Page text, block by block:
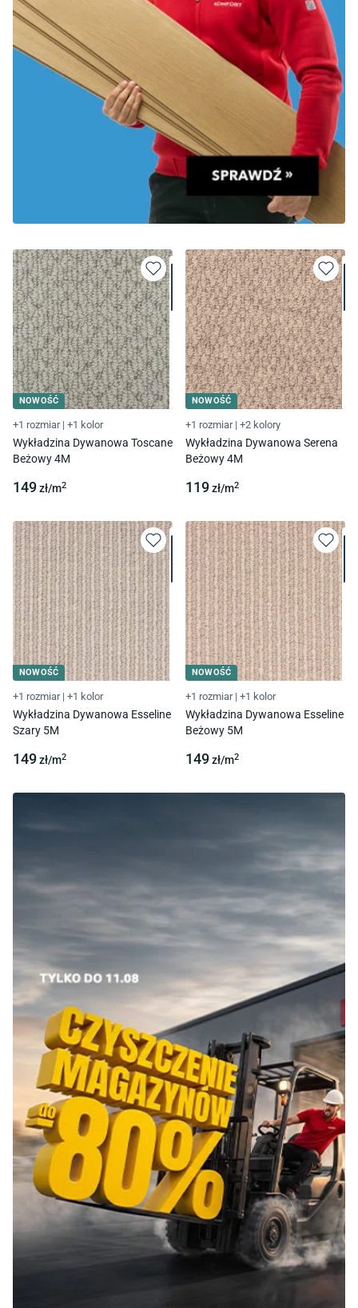
NOWOŚĆ
+1 rozmiar | +1 kolor
Wykładzina Dywanowa Toscane
Beżowy 4M
149zł/m2
NOWOŚĆ
+1 rozmiar | +2 kolory
Wykładzina Dywanowa Serena
Beżowy 4M
119zł/m2
NOWOŚĆ
+1 rozmiar | +1 kolor
Wykładzina Dywanowa Esseline
Szary 5M
149zł/m2
NOWOŚĆ
+1 rozmiar | +1 kolor
Wykładzina Dywanowa Esseline
Beżowy 5M
149zł/m2